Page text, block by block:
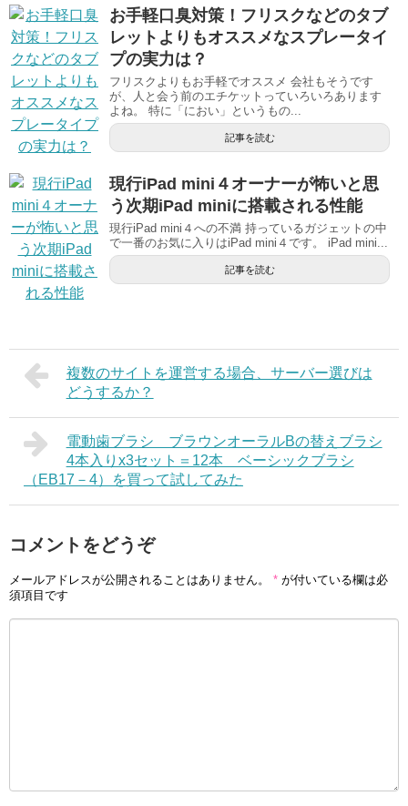
お手軽口臭対策！フリスクなどのタブ
レットよりもオススメなスプレータイ
プの実力は？
フリスクよりもお手軽でオススメ 会社もそうです
が、人と会う前のエチケットっていろいろあります
よね。 特に「におい」というもの...
記事を読む
現行iPad mini４オーナーが怖いと思
う次期iPad miniに搭載される性能
現行iPad mini４への不満 持っているガジェットの中
で一番のお気に入りはiPad mini４です。 iPad mini...
記事を読む
複数のサイトを運営する場合、サーバー選びは
どうするか？
電動歯ブラシ ブラウンオーラルBの替えブラシ
4本入りx3セット＝12本 ベーシックブラシ
（EB17－4）を買って試してみた
コメントをどうぞ
メールアドレスが公開されることはありません。 * が付いている欄は必
須項目です